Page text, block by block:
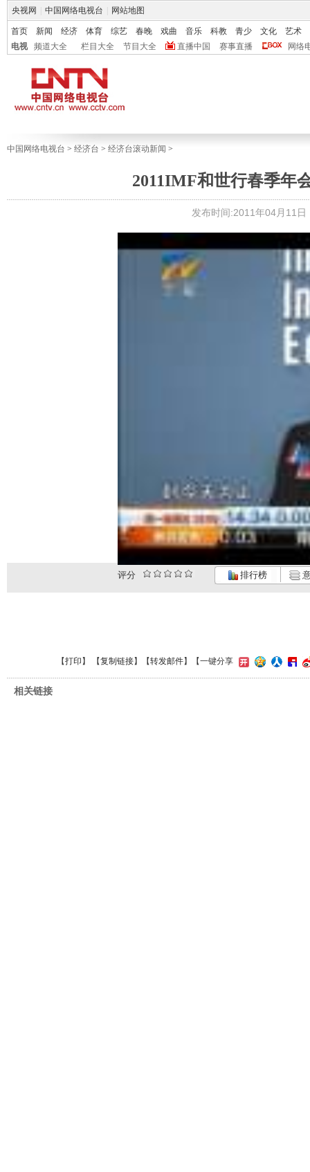
央视网 中国网络电视台 网站地图
首页 新闻 经济 体育 综艺 春晚 戏曲 音乐 科教 青少 文化
艺术
电视
频道大全 栏目大全 节目大全 直播中国 赛事直播 网络
中国网络电视台 > 经济台 > 经济台滚动新闻 >
2011IMF和世行春季年
发布时间:2011年04月11
评分 排行榜
【打印 】 【复制链接】【转发邮件】 【一键分享
相关链接